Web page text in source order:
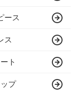
ース
ス
ト
プ